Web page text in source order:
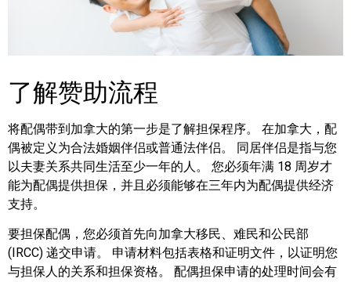
了解赞助流程
将配偶带到加拿大的第一步是了解担保程序。 在加拿大，配
偶被定义为合法婚姻伴侣或普通法伴侣。 同居伴侣是指与您
以夫妻关系共同生活至少一年的人。 您必须年满 18 周岁才
能为配偶提供担保，并且必须能够在三年内为配偶提供经济
支持。
要担保配偶，您必须首先向加拿大移民、难民和公民部
(IRCC) 递交申请。 申请材料包括表格和证明文件，以证明您
与担保人的关系和担保资格。 配偶担保申请的处理时间会有